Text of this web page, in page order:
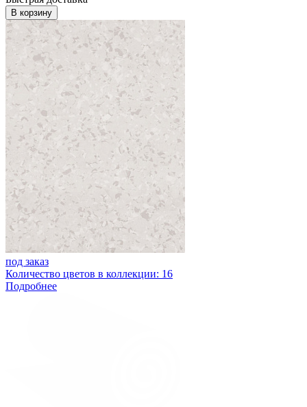
В корзину
под заказ
Количество цветов в коллекции: 16
Подробнее